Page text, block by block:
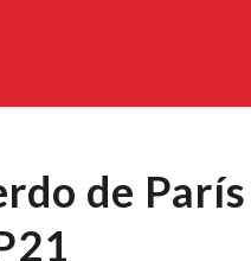
de